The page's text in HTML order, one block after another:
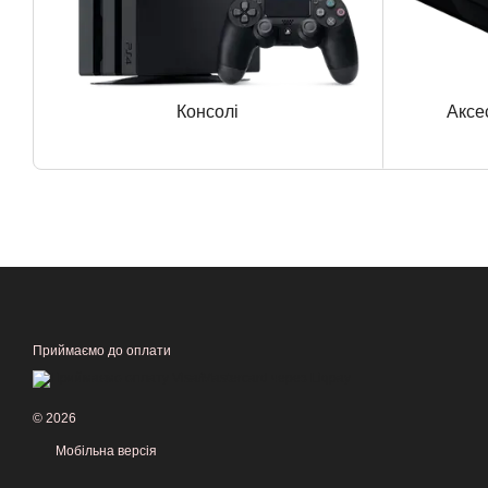
Консолі
Приймаємо до оплати
© 2026
Мобільна версія